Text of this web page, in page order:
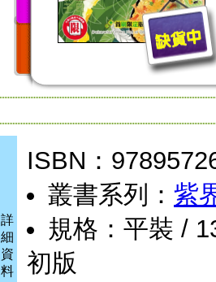
詳
細
資
料
ISBN：
叢書系列： 紫
規格：平裝 /
初版